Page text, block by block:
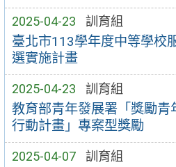
2025-04-23 訓育組
臺北市113學年度中等學校
選實施計畫
2025-04-23 訓育組
教育部青年發展署「獎勵青
行動計畫」專案型獎勵
2025-04-07 訓育組